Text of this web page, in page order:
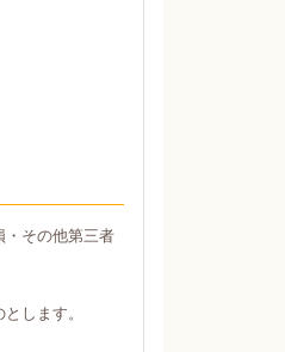
・その他第三者
します。